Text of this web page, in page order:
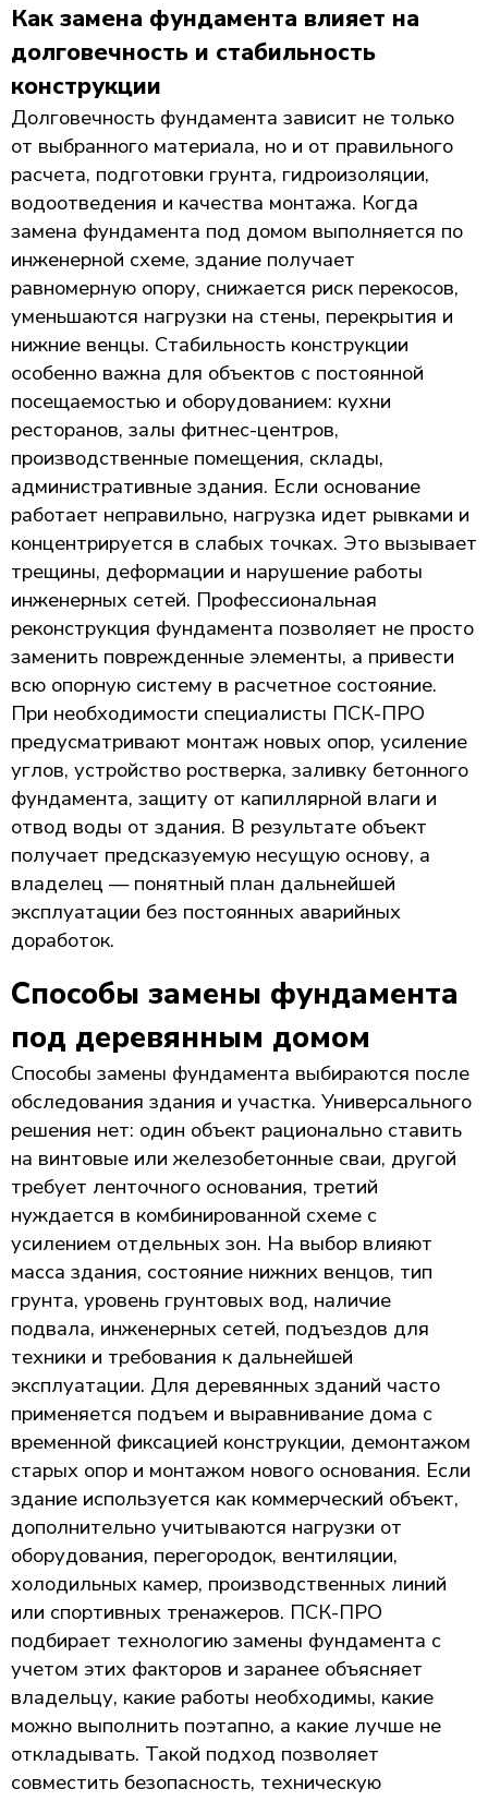
Как замена фундамента влияет на
долговечность и стабильность
конструкции
Долговечность фундамента зависит не только
от выбранного материала, но и от правильного
расчета, подготовки грунта, гидроизоляции,
водоотведения и качества монтажа. Когда
замена фундамента под домом выполняется по
инженерной схеме, здание получает
равномерную опору, снижается риск перекосов,
уменьшаются нагрузки на стены, перекрытия и
нижние венцы. Стабильность конструкции
особенно важна для объектов с постоянной
посещаемостью и оборудованием: кухни
ресторанов, залы фитнес-центров,
производственные помещения, склады,
административные здания. Если основание
работает неправильно, нагрузка идет рывками и
концентрируется в слабых точках. Это вызывает
трещины, деформации и нарушение работы
инженерных сетей. Профессиональная
реконструкция фундамента позволяет не просто
заменить поврежденные элементы, а привести
всю опорную систему в расчетное состояние.
При необходимости специалисты ПСК-ПРО
предусматривают монтаж новых опор, усиление
углов, устройство ростверка, заливку бетонного
фундамента, защиту от капиллярной влаги и
отвод воды от здания. В результате объект
получает предсказуемую несущую основу, а
владелец — понятный план дальнейшей
эксплуатации без постоянных аварийных
доработок.
Способы замены фундамента
под деревянным домом
Способы замены фундамента выбираются после
обследования здания и участка. Универсального
решения нет: один объект рационально ставить
на винтовые или железобетонные сваи, другой
требует ленточного основания, третий
нуждается в комбинированной схеме с
усилением отдельных зон. На выбор влияют
масса здания, состояние нижних венцов, тип
грунта, уровень грунтовых вод, наличие
подвала, инженерных сетей, подъездов для
техники и требования к дальнейшей
эксплуатации. Для деревянных зданий часто
применяется подъем и выравнивание дома с
временной фиксацией конструкции, демонтажом
старых опор и монтажом нового основания. Если
здание используется как коммерческий объект,
дополнительно учитываются нагрузки от
оборудования, перегородок, вентиляции,
холодильных камер, производственных линий
или спортивных тренажеров. ПСК-ПРО
подбирает технологию замены фундамента с
учетом этих факторов и заранее объясняет
владельцу, какие работы необходимы, какие
можно выполнить поэтапно, а какие лучше не
откладывать. Такой подход позволяет
совместить безопасность, техническую